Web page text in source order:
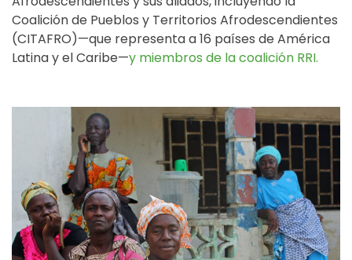
Coalición de Pueblos y Territorios Afrodescendientes
(CITAFRO)—que representa a 16 países de América
Latina y el Caribe—y miembros de la coalición RRI.